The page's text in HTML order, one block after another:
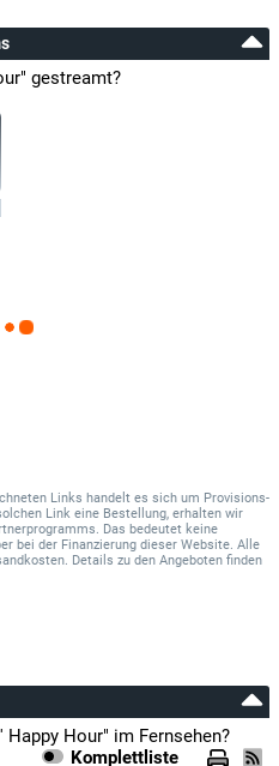
gestreamt?
Links handelt es sich um Provisions-
Link eine Bestellung, erhalten wir
Das bedeutet keine
bei der Finanzierung dieser Website. Alle
Details zu den Angeboten finden
Hour" im Fernsehen?
Komplettliste